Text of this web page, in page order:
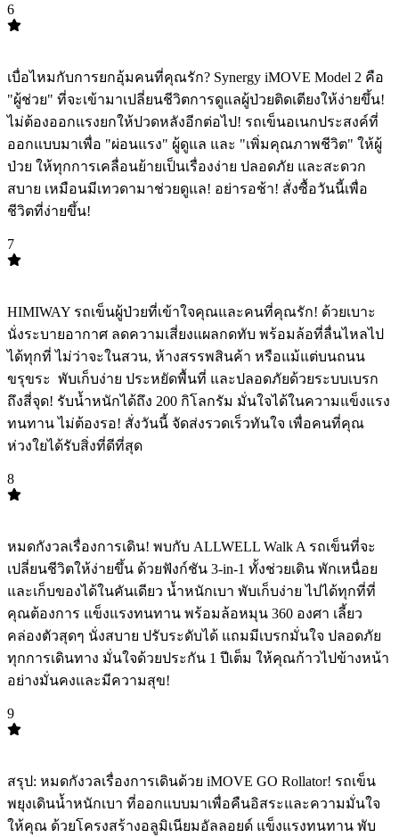
6
เบื่อไหมกับการยกอุ้มคนที่คุณรัก? Synergy iMOVE Model 2 คือ
"ผู้ช่วย" ที่จะเข้ามาเปลี่ยนชีวิตการดูแลผู้ป่วยติดเตียงให้ง่ายขึ้น!
ไม่ต้องออกแรงยกให้ปวดหลังอีกต่อไป! รถเข็นอเนกประสงค์ที่
ออกแบบมาเพื่อ "ผ่อนแรง" ผู้ดูแล และ "เพิ่มคุณภาพชีวิต" ให้ผู้
ป่วย ให้ทุกการเคลื่อนย้ายเป็นเรื่องง่าย ปลอดภัย และสะดวก
สบาย เหมือนมีเทวดามาช่วยดูแล! อย่ารอช้า! สั่งซื้อวันนี้เพื่อ
ชีวิตที่ง่ายขึ้น!
7
HIMIWAY รถเข็นผู้ป่วยที่เข้าใจคุณและคนที่คุณรัก! ️ด้วยเบาะ
นั่งระบายอากาศ ลดความเสี่ยงแผลกดทับ พร้อมล้อที่ลื่นไหลไป
ได้ทุกที่ ไม่ว่าจะในสวน, ห้างสรรพสินค้า หรือแม้แต่บนถนน
ขรุขระ ️ พับเก็บง่าย ประหยัดพื้นที่ และปลอดภัยด้วยระบบเบรก
ถึงสี่จุด! รับน้ำหนักได้ถึง 200 กิโลกรัม มั่นใจได้ในความแข็งแรง
ทนทาน ไม่ต้องรอ! สั่งวันนี้ จัดส่งรวดเร็วทันใจ เพื่อคนที่คุณ
ห่วงใยได้รับสิ่งที่ดีที่สุด
8
หมดกังวลเรื่องการเดิน! พบกับ ALLWELL Walk A รถเข็นที่จะ
เปลี่ยนชีวิตให้ง่ายขึ้น ด้วยฟังก์ชัน 3-in-1 ทั้งช่วยเดิน พักเหนื่อย
และเก็บของได้ในคันเดียว น้ำหนักเบา พับเก็บง่าย ไปได้ทุกที่ที่
คุณต้องการ แข็งแรงทนทาน พร้อมล้อหมุน 360 องศา เลี้ยว
คล่องตัวสุดๆ นั่งสบาย ปรับระดับได้ แถมมีเบรกมั่นใจ ปลอดภัย
ทุกการเดินทาง มั่นใจด้วยประกัน 1 ปีเต็ม ให้คุณก้าวไปข้างหน้า
อย่างมั่นคงและมีความสุข!
9
สรุป: หมดกังวลเรื่องการเดินด้วย iMOVE GO Rollator! รถเข็น
พยุงเดินน้ำหนักเบา ที่ออกแบบมาเพื่อคืนอิสระและความมั่นใจ
ให้คุณ ด้วยโครงสร้างอลูมิเนียมอัลลอยด์ แข็งแรงทนทาน พับ